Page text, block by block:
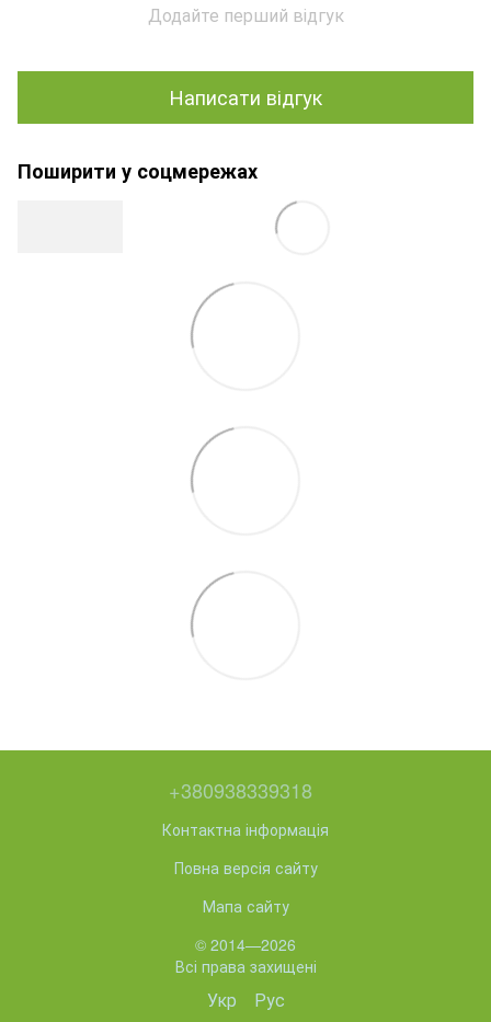
Додайте перший відгук
Написати відгук
Поширити у соцмережах
+380938339318
Контактна інформація
Повна версія сайту
Мапа сайту
© 2014—2026
Всі права захищені
Укр Рус